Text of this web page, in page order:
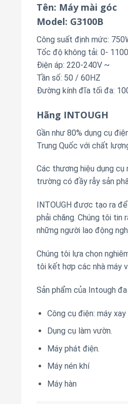
Tên: Máy mài góc
Model: G3100B
Công suất định mức:
Tốc độ không tải: 0-
Điện áp: 220-240V ~
Tần số: 50 / 60HZ
Đường kính đĩa tối đa:
Hãng INTOUGH
Gần như 80% dụng cụ
Trung Quốc với chất
Các thương hiệu dụng cụ
trường có đầy rẫy sản
INTOUGH được tạo ra
phải chăng. Chúng tôi tin
những người lao động
Chúng tôi lựa chọn
tôi kết hợp các nhà máy
Sản phẩm của Intough
Công cụ điện: máy
Dụng cụ làm vườn.
Máy phát điện.
Máy nén khí
Máy hàn